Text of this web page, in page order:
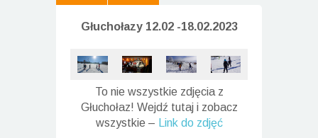
Głuchołazy 12.02 -18.02.2023
To nie wszystkie zdjęcia z
Głuchołaz! Wejdź tutaj i zobacz
wszystkie –
Link do zdjęć